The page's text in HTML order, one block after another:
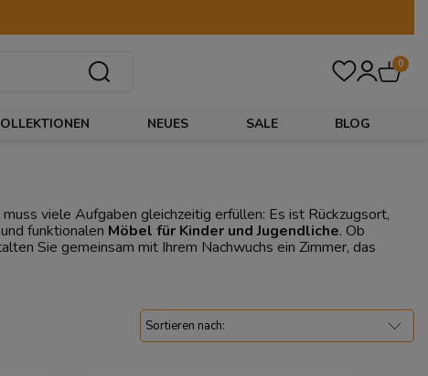
0
NEUES SALE BLOG
viele Aufgaben gleichzeitig erfüllen: Es ist Rückzugsort,
funktionalen Möbel für Kinder und Jugendliche. Ob
Sie gemeinsam mit Ihrem Nachwuchs ein Zimmer, das